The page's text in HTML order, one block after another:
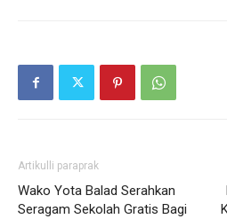
Artikulli paraprak
Wako Yota Balad Serahkan
Seragam Sekolah Gratis Bagi